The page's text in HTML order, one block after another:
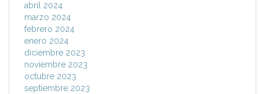
abril 2024
marzo 2024
febrero 2024
enero 2024
diciembre 2023
noviembre 2023
octubre 2023
septiembre 2023